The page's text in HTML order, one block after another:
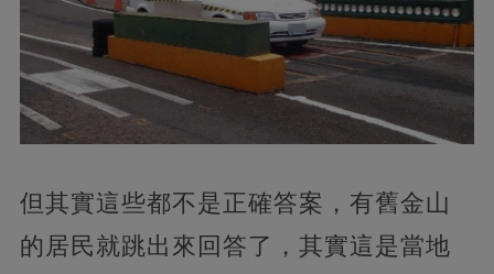
但其實這些都不是正確答案， 有舊金山
的居民就跳出來回答了，其實這是當地